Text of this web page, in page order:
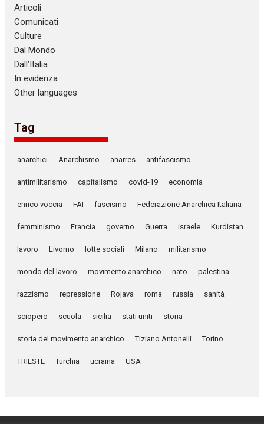
Articoli
Comunicati
Culture
Dal Mondo
Dall’Italia
In evidenza
Other languages
Tag
anarchici Anarchismo anarres antifascismo
antimilitarismo capitalismo covid-19 economia
enrico voccia FAI fascismo Federazione Anarchica Italiana
femminismo Francia governo Guerra israele Kurdistan
lavoro Livorno lotte sociali Milano militarismo
mondo del lavoro movimento anarchico nato palestina
razzismo repressione Rojava roma russia sanità
sciopero scuola sicilia stati uniti storia
storia del movimento anarchico Tiziano Antonelli Torino
TRIESTE Turchia ucraina USA